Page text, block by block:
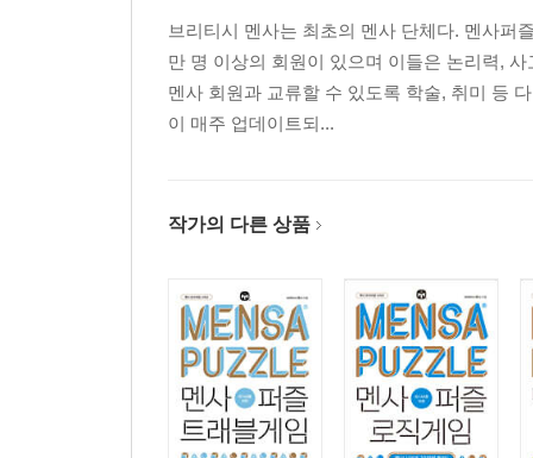
브리티시 멘사는 최초의 멘사 단체다. 멘사퍼
만 명 이상의 회원이 있으며 이들은 논리력,
멘사 회원과 교류할 수 있도록 학술, 취미 등
이 매주 업데이트되...
작가의 다른 상품